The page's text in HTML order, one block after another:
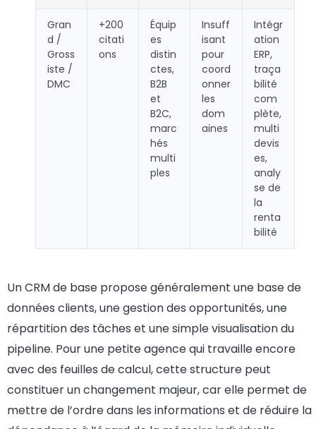
Gran
d /
Gross
iste /
DMC
+200
citati
ons
Équip
es
distin
ctes,
B2B
et
B2C,
marc
hés
multi
ples
Insuff
isant
pour
coord
onner
les
dom
aines
Intégr
ation
ERP,
traça
bilité
com
plète,
multi
devis
es,
analy
se de
la
renta
bilité
Un CRM de base propose généralement une base de
données clients, une gestion des opportunités, une
répartition des tâches et une simple visualisation du
pipeline. Pour une petite agence qui travaille encore
avec des feuilles de calcul, cette structure peut
constituer un changement majeur, car elle permet de
mettre de l’ordre dans les informations et de réduire la